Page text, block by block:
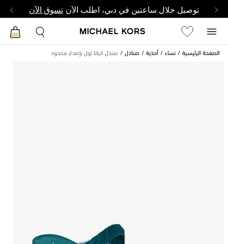
توصيل خلال ساعتين في دبي، اطلب الآن تسوق الآن
الصفحة الرئيسية نساء أحذية صنادل صندل كيانا تول بإصدار محدود